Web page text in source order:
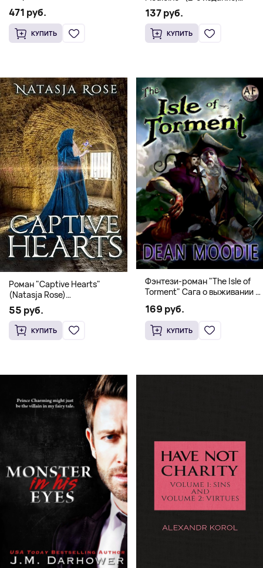
(Мягкий переплет,
Английский язык)
471 руб.
КУПИТЬ
Мягкая обложка) Dr. Thomas
Watchman
137 руб.
КУПИТЬ
Роман "Captive Hearts"
(Natasja Rose)
Романтическое фэнтези
55 руб.
КУПИТЬ
Фэнтези-роман "The Isle of
Torment" Сага о выживании и
169 руб.
КУПИТЬ